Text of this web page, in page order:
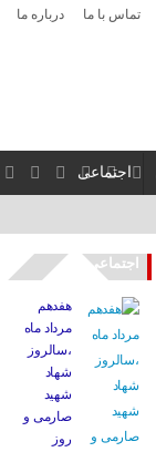
تماس با ما درباره ما
اجتماعی
اجتماعی
هفدهم
مرداد ماه
،سالروز
شهاد
شهید
صارمی و
روز